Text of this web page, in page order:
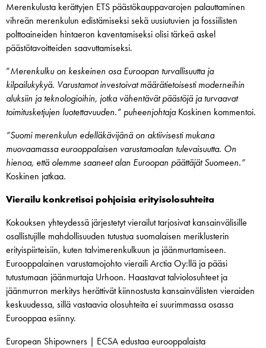
Merenkulusta kerättyjen ETS päästökauppavarojen palauttaminen
vihreän merenkulun edistämiseksi sekä uusiutuvien ja fossiilisten
polttoaineiden hintaeron kaventamiseksi olisi tärkeä askel
päästötavoitteiden saavuttamiseksi.
”Merenkulku on keskeinen osa Euroopan turvallisuutta ja
kilpailukykyä. Varustamot investoivat määrätietoisesti moderneihin
aluksiin ja teknologioihin, jotka vähentävät päästöjä ja turvaavat
toimitusketjujen luotettavuuden.” puheenjohtajaKoskinen kommentoi.
”Suomi merenkulun edelläkävijänä on aktiivisesti mukana
muovaamassa eurooppalaisen varustamoalan tulevaisuutta. On
hienoa, että olemme saaneet alan Euroopan päättäjät Suomeen.”
Koskinen jatkaa.
Vierailu konkretisoi pohjoisia erityisolosuhteita
Kokouksen yhteydessä järjestetyt vierailut tarjosivat kansainvälisille
osallistujille mahdollisuuden tutustua suomalaisen meriklusterin
erityispiirteisiin, kuten talvimerenkulkuun ja jäänmurtamiseen.
Eurooppalainen varustamojohto vieraili Arctia Oy:llä ja pääsi
tutustumaan jäänmurtaja Urhoon. Haastavat talviolosuhteet ja
jäänmurron merkitys herättivät kiinnostusta kansainvälisten vieraiden
keskuudessa, sillä vastaavia olosuhteita ei suurimmassa osassa
Eurooppaa esiinny.
European Shipowners | ECSA edustaa eurooppalaista